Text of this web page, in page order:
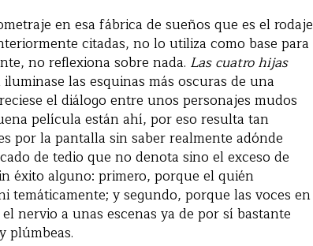
en esa fábrica de sueños que es el rodaje
citadas, no lo utiliza como base para
no reflexiona sobre nada. Las cuatro hijas
las esquinas más oscuras de una
el diálogo entre unos personajes mudos
película están ahí, por eso resulta tan
por la pantalla sin saber realmente adónde
de tedio que no denota sino el exceso de
éxito alguno: primero, porque el quién
y segundo, porque las voces en
nervio a unas escenas ya de por sí bastante
plúmbeas.